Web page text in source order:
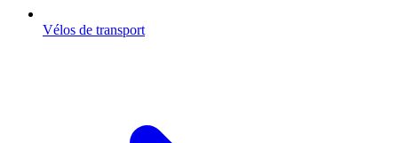
Vélos de transport